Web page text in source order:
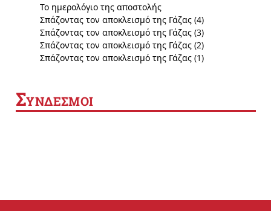
Το ημερολόγιο της αποστολής
Σπάζοντας τον αποκλεισμό της Γάζας (4)
Σπάζοντας τον αποκλεισμό της Γάζας (3)
Σπάζοντας τον αποκλεισμό της Γάζας (2)
Σπάζοντας τον αποκλεισμό της Γάζας (1)
ΣΥΝΔΕΣΜΟΙ